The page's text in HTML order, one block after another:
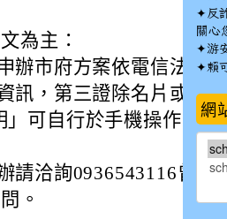
為主：
辦市府方案依電信法規
訊，第三證除名片或識
」可自行於手機操作申請
請洽詢0936543116曾經
。
✦反
關心
✦游
✦賴
網